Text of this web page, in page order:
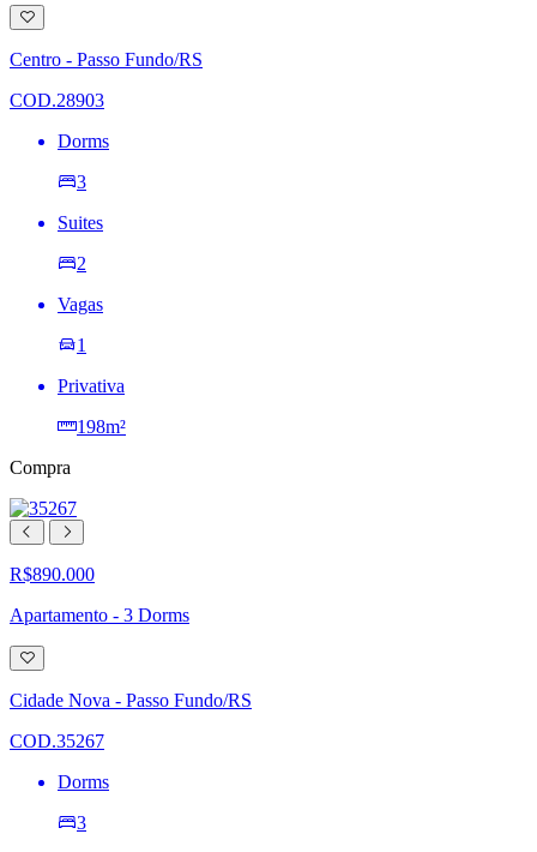
Adicionar
à
lista
de
Centro - Passo Fundo/RS
COD.28903
Dorms
3
Suites
2
Vagas
1
Privativa
198m²
Compra
R$890.000
Apartamento - 3 Dorms
Adicionar
à
lista
de
Cidade Nova - Passo Fundo/RS
COD.35267
Dorms
3